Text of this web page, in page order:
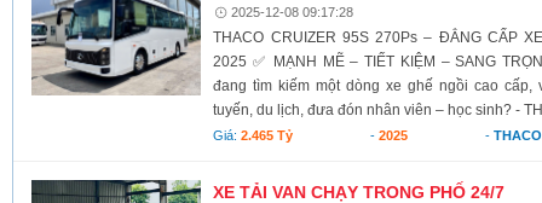
2025-12-08 09:17:28
THACO CRUIZER 95S 270Ps – ĐẲNG CẤP
2025 ✅ MẠNH MẼ – TIẾT KIỆM – SANG
đang tìm kiếm một dòng xe ghế ngồi cao
tuyến, du lịch, đưa đón nhân viên – học sinh? -
Giá:2.465 Tỷ -2025 - THACO
XE TẢI VAN CHẠY TRONG PHỐ 24/7